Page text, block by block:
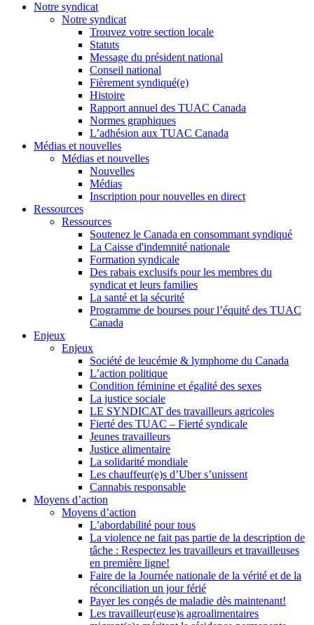
Notre syndicat
Notre syndicat
Trouvez votre section locale
Statuts
Message du président national
Conseil national
Fièrement syndiqué(e)
Histoire
Rapport annuel des TUAC Canada
Normes graphiques
L’adhésion aux TUAC Canada
Médias et nouvelles
Médias et nouvelles
Nouvelles
Médias
Inscription pour nouvelles en direct
Ressources
Ressources
Soutenez le Canada en consommant syndiqué
La Caisse d'indemnité nationale
Formation syndicale
Des rabais exclusifs pour les membres du
syndicat et leurs families
La santé et la sécurité
Programme de bourses pour l’équité des TUAC
Canada
Enjeux
Enjeux
Société de leucémie & lymphome du Canada
L’action politique
Condition féminine et égalité des sexes
La justice sociale
LE SYNDICAT des travailleurs agricoles
Fierté des TUAC – Fierté syndicale
Jeunes travailleurs
Justice alimentaire
La solidarité mondiale
Les chauffeur(e)s d’Uber s’unissent
Cannabis responsable
Moyens d’action
Moyens d’action
L’abordabilité pour tous
La violence ne fait pas partie de la description de
tâche : Respectez les travailleurs et travailleuses
en première ligne!
Faire de la Journée nationale de la vérité et de la
réconciliation un jour férié
Payer les congés de maladie dès maintenant!
Les travailleur(euse)s agroalimentaires